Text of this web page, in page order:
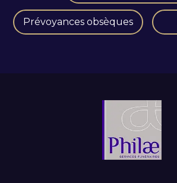
Prévoyances obsèques